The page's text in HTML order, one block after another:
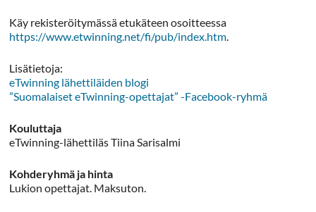
Käy rekisteröitymässä etukäteen osoitteessa
https://www.etwinning.net/fi/pub/index.htm.
Lisätietoja:
eTwinning lähettiläiden blogi
”Suomalaiset eTwinning-opettajat” -Facebook-ryhmä
Kouluttaja
eTwinning-lähettiläs Tiina Sarisalmi
Kohderyhmä ja hinta
Lukion opettajat. Maksuton.